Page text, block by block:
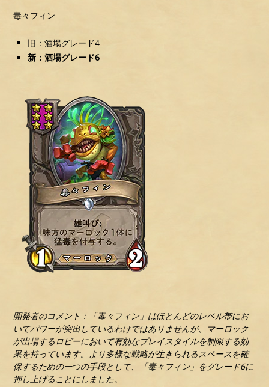
毒々フィン
旧：酒場グレード4
新：酒場グレード6
開発者のコメント：「毒々フィン」はほとんどのレベル帯にお
いてパワーが突出しているわけではありませんが、マーロック
が出場するロビーにおいて有効なプレイスタイルを制限する効
果を持っています。より多様な戦略が生きられるスペースを確
保するための一つの手段として、「毒々フィン」をグレード6に
押し上げることにしました。